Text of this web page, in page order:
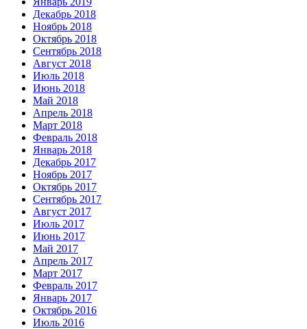
Декабрь 2018
Ноябрь 2018
Октябрь 2018
Сентябрь 2018
Август 2018
Июль 2018
Июнь 2018
Май 2018
Апрель 2018
Март 2018
Февраль 2018
Январь 2018
Декабрь 2017
Ноябрь 2017
Октябрь 2017
Сентябрь 2017
Август 2017
Июль 2017
Июнь 2017
Май 2017
Апрель 2017
Март 2017
Февраль 2017
Январь 2017
Октябрь 2016
Июль 2016